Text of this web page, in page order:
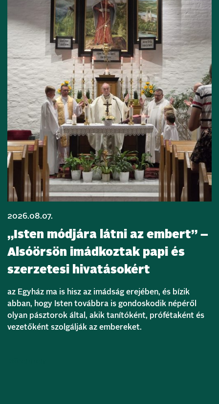
2026.08.07.
„Isten módjára látni az embert” –
Alsóörsön imádkoztak papi és
szerzetesi hivatásokért
az Egyház ma is hisz az imádság erejében, és bízik
abban, hogy Isten továbbra is gondoskodik népéről
olyan pásztorok által, akik tanítóként, prófétaként és
vezetőként szolgálják az embereket.